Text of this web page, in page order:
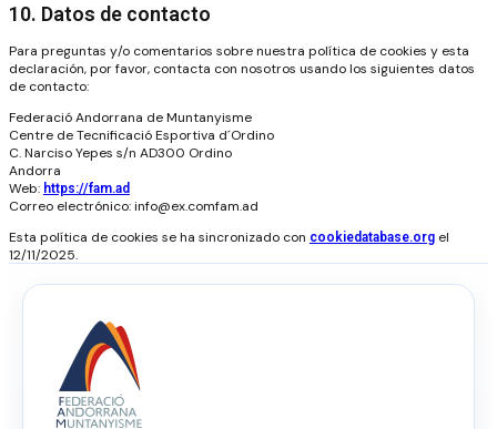
10. Datos de contacto
Para preguntas y/o comentarios sobre nuestra política de cookies y esta
declaración, por favor, contacta con nosotros usando los siguientes datos
de contacto:
Federació Andorrana de Muntanyisme
Centre de Tecnificació Esportiva d´Ordino
C. Narciso Yepes s/n AD300 Ordino
Andorra
Web: https://fam.ad
Correo electrónico:info@ex.comfam.ad
Esta política de cookies se ha sincronizado con cookiedatabase.org el
12/11/2025.